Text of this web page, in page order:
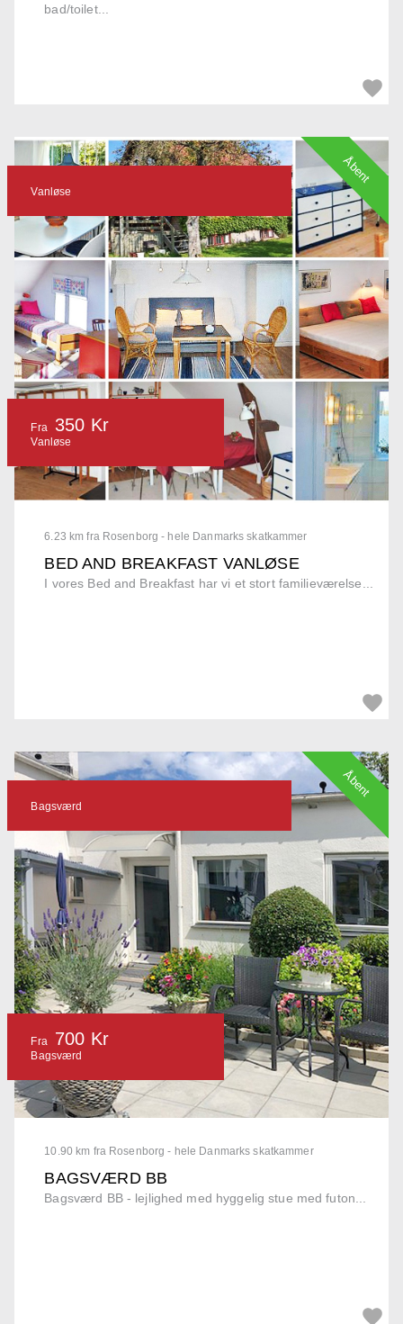
bad/toilet...
6.23 km fra Rosenborg - hele Danmarks skatkammer
BED AND BREAKFAST VANLØSE
I vores Bed and Breakfast har vi et stort familieværelse...
Vanløse
Fra 350 Kr
Vanløse
Åbent
10.90 km fra Rosenborg - hele Danmarks skatkammer
BAGSVÆRD BB
Bagsværd BB - lejlighed med hyggelig stue med futon...
Bagsværd
Fra 700 Kr
Bagsværd
Åbent